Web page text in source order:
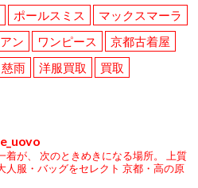
ポールスミス
マックスマーラ
ン ワンピース
京都古着屋
慈雨 洋服買取
買取
が、 次のときめきになる場所。
上質
人服・バッグをセレクト 京都・高の原